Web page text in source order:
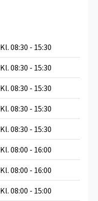
Kl. 08:30 - 15:30
Kl. 08:30 - 15:30
Kl. 08:30 - 15:30
Kl. 08:30 - 15:30
Kl. 08:30 - 15:30
Kl. 08:00 - 16:00
Kl. 08:00 - 16:00
Kl. 08:00 - 15:00